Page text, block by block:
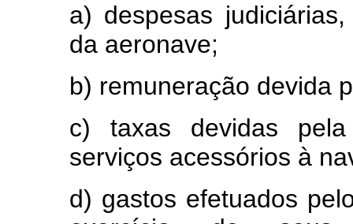
a) despesas
da aeronave;
b) remuneração devida
c) taxas devidas
serviços acessórios à
d) gastos efetuados